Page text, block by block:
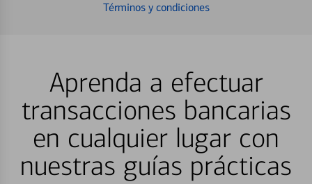
Términos y condiciones
Aprenda a efectuar
transacciones bancarias
en cualquier lugar con
nuestras guías prácticas